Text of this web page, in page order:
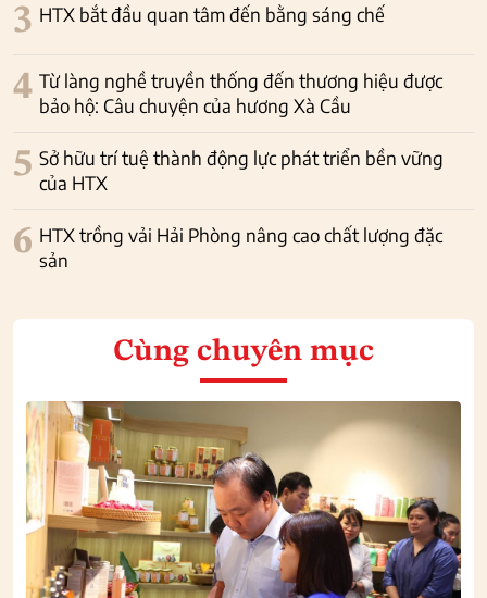
3 HTX bắt đầu quan tâm đến bằng sáng chế
4 Từ làng nghề truyền thống đến thương hiệu được
bảo hộ: Câu chuyện của hương Xà Cầu
5 Sở hữu trí tuệ thành động lực phát triển bền vững
của HTX
6 HTX trồng vải Hải Phòng nâng cao chất lượng đặc
sản
Cùng chuyên mục